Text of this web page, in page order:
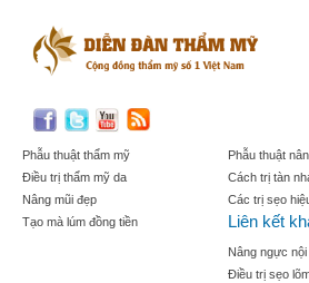
Phẫu thuật thẩm mỹ
Điều trị thẩm mỹ da
Nâng mũi đẹp
Tạo mà lúm đồng tiền
Phẫu thuật
Cách trị tàn
Các trị sẹo
Liên kết
Nâng ngực nội
Điều trị sẹo